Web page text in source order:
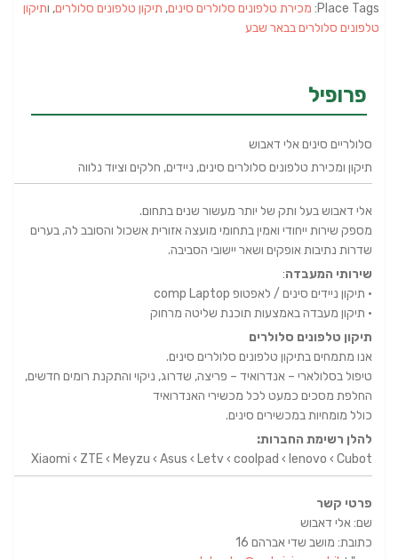
Place Tags: מכירת טלפונים סלולרים סינים, תיקון טלפונים סלולרים, ותיקון
טלפונים סלולרים בבאר שבע
פרופיל
סלולריים סינים אלי דאבוש
תיקון ומכירת טלפונים סלולרים סינים, ניידים, חלקים וציוד נלווה
אלי דאבוש בעל ותק של יותר מעשור שנים בתחום.
מספק שירות ייחודי ואמין בתחומי מועצה אזורית אשכול והסובב לה, בערים
שדרות נתיבות אופקים ושאר יישובי הסביבה.
שירותי המעבדה:
• תיקון ניידים סינים / לאפטופ comp Laptop
• תיקון מעבדה באמצעות תוכנת שליטה מרחוק
תיקון טלפונים סלולרים
אנו מתמחים בתיקון טלפונים סלולרים סינים.
טיפול בסלולארי – אנדרואיד – פריצה, שדרוג, ניקוי והתקנת רומים חדשים,
החלפת מסכים כמעט לכל מכשירי האנדרואיד
כולל מומחיות במכשירים סינים.
להלן רשימת החברות:
Xiaomi ‹ ZTE ‹ Meyzu ‹ Asus ‹ Letv ‹ coolpad ‹ lenovo ‹ Cubot
פרטי קשר
שם: אלי דאבוש
כתובת: מושב שדי אברהם 16